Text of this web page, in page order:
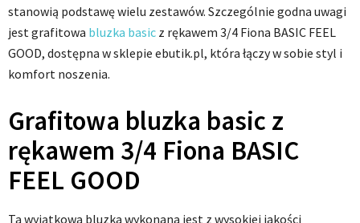
stanowią podstawę wielu zestawów. Szczególnie godna uwagi
jest grafitowa bluzka basic z rękawem 3/4 Fiona BASIC FEEL
GOOD, dostępna w sklepie ebutik.pl, która łączy w sobie styl i
komfort noszenia.
Grafitowa bluzka basic z
rękawem 3/4 Fiona BASIC
FEEL GOOD
Ta wyjątkowa bluzka wykonana jest z wysokiej jakości